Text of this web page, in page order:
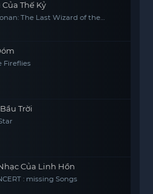
Thế Kỷ
The Last Wizard of the
Fireflies
Trời
Của Linh Hồn
: missing Songs